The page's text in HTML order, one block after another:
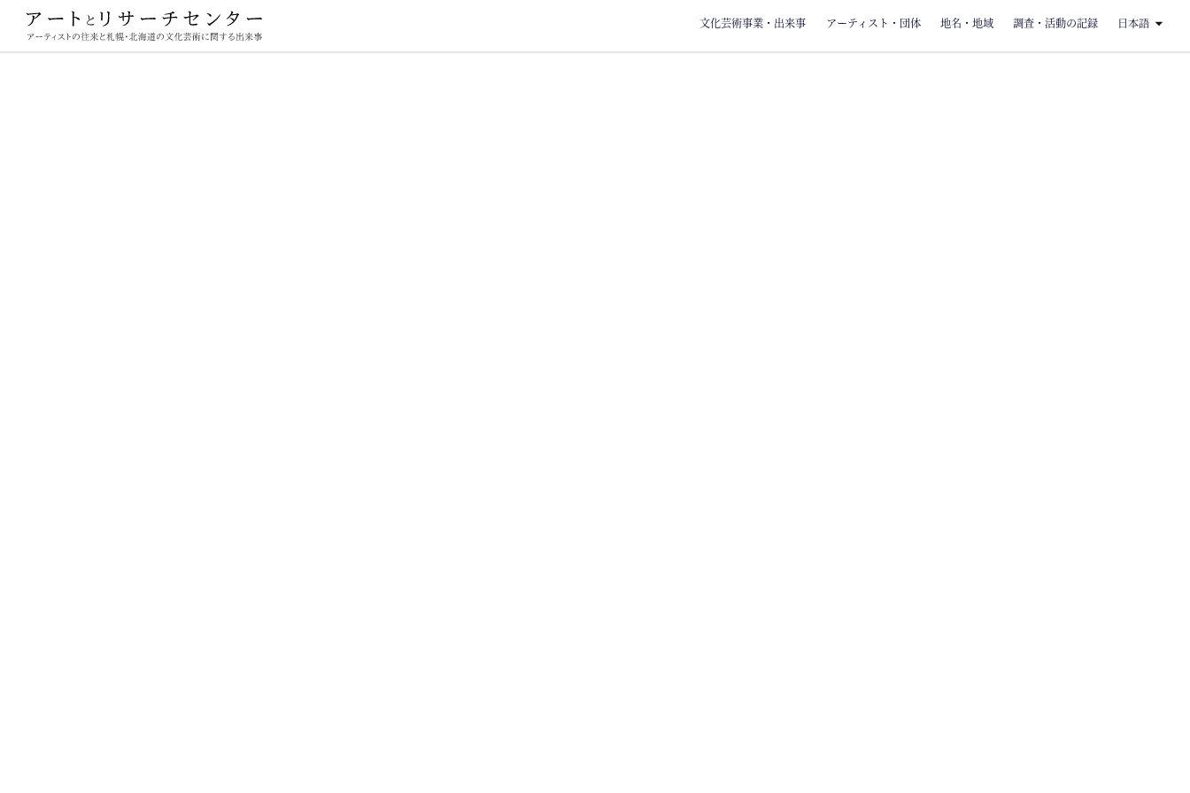
チセンター 文化芸術事業・出来事 アーティスト・団体 地名・地域 調査・活動の記録